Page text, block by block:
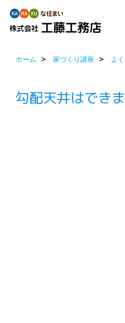
ホーム 家づくり講座 よ
勾配天井はでき